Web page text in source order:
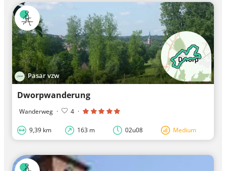
Pasar vzw
Dworpwanderung
Wanderweg · 4 ·
9,39 km 163 m 02u08 Medium